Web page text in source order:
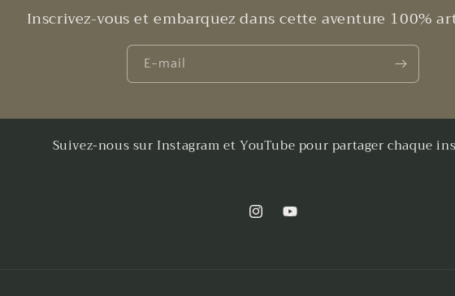
Inscrivez-vous et embarquez dans cette aventure 100%
E-mail
Suivez-nous sur Instagram et YouTube pour partager chaque
InstagramYouTube